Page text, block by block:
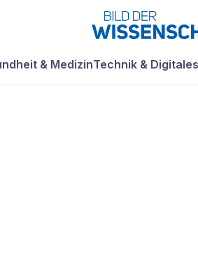
& MedizinTechnik & Digitales